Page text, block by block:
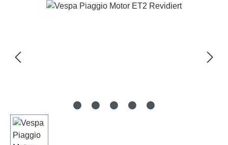
Bildergalerie überspringen